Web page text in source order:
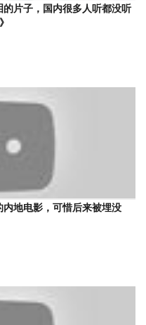
的片子，国内很多人听都没听
内地电影，可惜后来被埋没